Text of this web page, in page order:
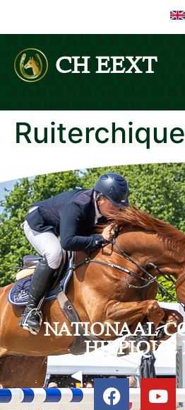
CH EEXT
Ruiterchique
NATIONAAL
HIPPIQUE